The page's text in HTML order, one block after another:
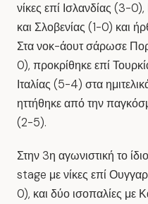
νίκες επί Ισλανδίας (3-0),
και Σλοβενίας (1-0) και
Στα νοκ-άουτ σάρωσε
0), προκρίθηκε επί
Ιταλίας (5-4) στα
ηττήθηκε από την
(2-5).
Στην 3η αγωνιστική το
stage με νίκες επί
0), και δύο ισοπαλίες με